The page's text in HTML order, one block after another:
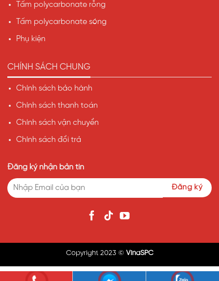
Tấm polycarbonate rỗng
Tấm polycarbonate sóng
Phụ kiện
CHÍNH SÁCH CHUNG
Chính sách bảo hành
Chính sách thanh toán
Chính sách vận chuyển
Chính sách đổi trả
Đăng ký nhận bản tin
Copyright 2023 © VinaSPC